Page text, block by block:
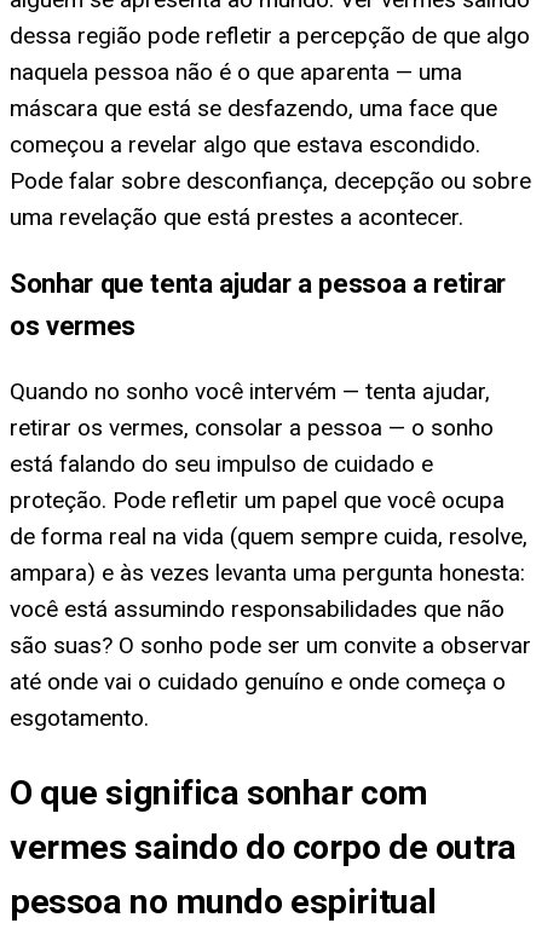
dessa região pode refletir a percepção de que algo
naquela pessoa não é o que aparenta — uma
máscara que está se desfazendo, uma face que
começou a revelar algo que estava escondido.
Pode falar sobre desconfiança, decepção ou sobre
uma revelação que está prestes a acontecer.
Sonhar que tenta ajudar a pessoa a retirar
os vermes
Quando no sonho você intervém — tenta ajudar,
retirar os vermes, consolar a pessoa — o sonho
está falando do seu impulso de cuidado e
proteção. Pode refletir um papel que você ocupa
de forma real na vida (quem sempre cuida, resolve,
ampara) e às vezes levanta uma pergunta honesta:
você está assumindo responsabilidades que não
são suas? O sonho pode ser um convite a observar
até onde vai o cuidado genuíno e onde começa o
esgotamento.
O que significa sonhar com
vermes saindo do corpo de outra
pessoa no mundo espiritual